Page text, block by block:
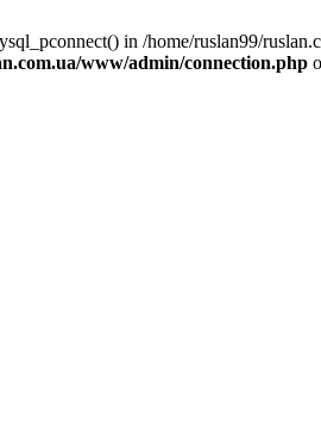
in /home/ruslan99/
www/admin/connection.php